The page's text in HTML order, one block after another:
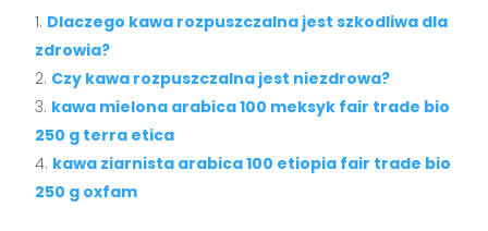
Dlaczego kawa rozpuszczalna jest szkodliwa dla
zdrowia?
Czy kawa rozpuszczalna jest niezdrowa?
kawa mielona arabica 100 meksyk fair trade bio
250 g terra etica
kawa ziarnista arabica 100 etiopia fair trade bio
250 g oxfam